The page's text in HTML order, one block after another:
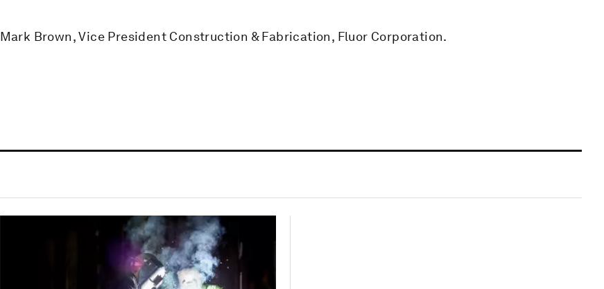
Mark Brown, Vice President Construction & Fabrication, Fluor Corporation.